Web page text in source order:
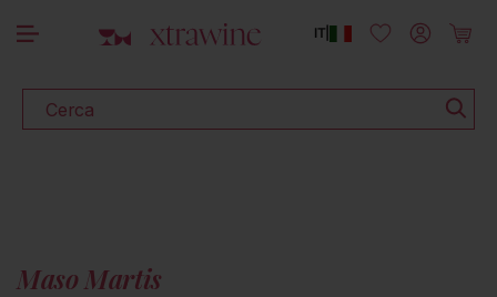
ai contenuti
Cerca
IT Accedi Carrello
Maso Martis